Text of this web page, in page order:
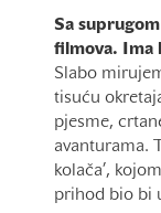
Sa
filmova. Ima
Slabo
tisuću
pjesme,
avanturama.
kolača’,
prihod bio bi